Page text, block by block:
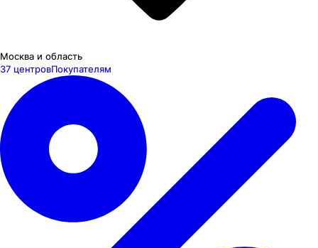
Москва и область
37 центровПокупателям